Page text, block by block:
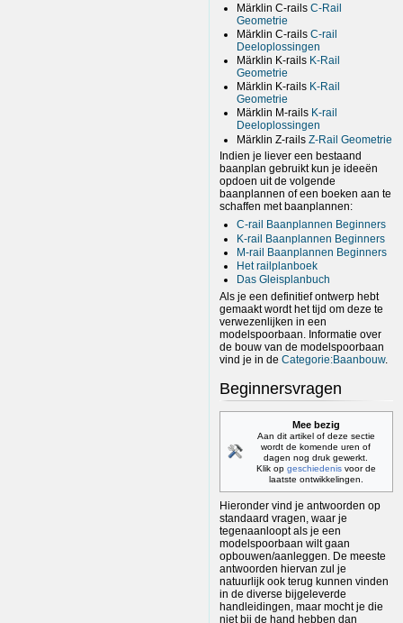
Märklin C-railsC-Rail
Geometrie
Märklin C-railsC-rail
Deeloplossingen
Märklin K-rails K-Rail
Geometrie
Märklin K-rails K-Rail
Geometrie
Märklin M-rails K-rail
Deeloplossingen
Märklin Z-railsZ-Rail Geometrie
Indien je liever een bestaand
baanplan gebruikt kun je ideeën
opdoen uit de volgende
baanplannen of een boeken aan te
schaffen met baanplannen:
C-rail Baanplannen Beginners
K-rail Baanplannen Beginners
M-rail Baanplannen Beginners
Het railplanboek
Das Gleisplanbuch
Als je een definitief ontwerp hebt
gemaakt wordt het tijd om deze te
verwezenlijken in een
modelspoorbaan. Informatie over
de bouw van de modelspoorbaan
vind je in deCategorie:Baanbouw.
Beginnersvragen
Mee bezig
Aan dit artikel of deze sectie
wordt de komende uren of
dagen nog druk gewerkt.
Klik op geschiedenisvoor de
laatste ontwikkelingen.
Hieronder vind je antwoorden op
standaard vragen, waar je
tegenaanloopt als je een
modelspoorbaan wilt gaan
opbouwen/aanleggen. De meeste
antwoorden hiervan zul je
natuurlijk ook terug kunnen vinden
in de diverse bijgeleverde
handleidingen, maar mocht je die
niet bij de hand hebben dan